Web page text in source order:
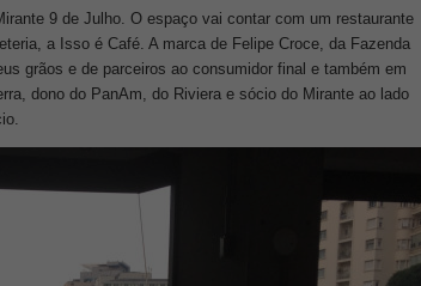
9 de Julho. O espaço vai contar com um restaurante
a Isso é Café. A marca de Felipe Croce, da Fazenda
grãos e de parceiros ao consumidor final e também em
dono do PanAm, do Riviera e sócio do Mirante ao lado